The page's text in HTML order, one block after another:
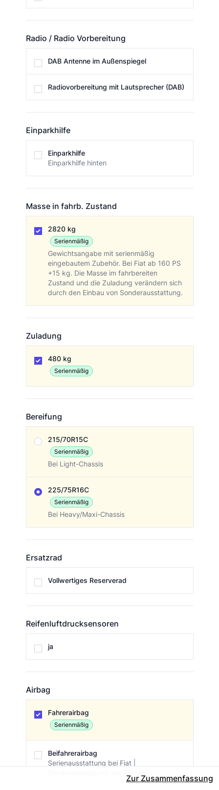
Radio / Radio Vorbereitung
DAB Antenne im Außenspiegel
Radiovorbereitung mit Lautsprecher (DAB)
Einparkhilfe
Einparkhilfe
Einparkhilfe hinten
Masse in fahrb. Zustand
2820 kg
Serienmäßig
Gewichtsangabe mit serienmäßig
eingebautem Zubehör. Bei Fiat ab 160 PS
+15 kg. Die Masse im fahrbereiten
Zustand und die Zuladung verändern sich
durch den Einbau von Sonderausstattung.
Zuladung
480 kg
Serienmäßig
Bereifung
215/70R15C
Serienmäßig
Bei Light-Chassis
225/75R16C
Serienmäßig
Bei Heavy/Maxi-Chassis
Ersatzrad
Vollwertiges Reserverad
Reifenluftdrucksensoren
ja
Airbag
Fahrerairbag
Serienmäßig
Beifahrerairbag
Serienausstattung bei Fiat |
Zur Zusammenfassung